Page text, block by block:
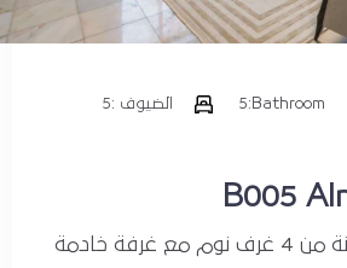
B005
نُزُل تقدم فيلا مكونة من 4 غرف نوم مع غرفة خادمة
Bathroom:
5 الضيوف :5